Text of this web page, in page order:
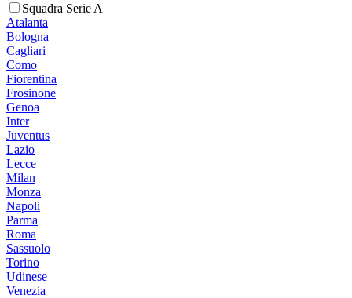
Squadra Serie A
Atalanta
Bologna
Cagliari
Como
Fiorentina
Frosinone
Genoa
Inter
Juventus
Lazio
Lecce
Milan
Monza
Napoli
Parma
Roma
Sassuolo
Torino
Udinese
Venezia